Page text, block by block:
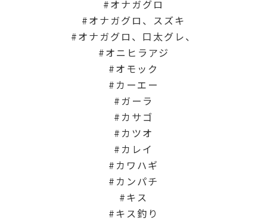
オナガグロ
オナガグロ、スズキ
オナガグロ、口太グレ、
オニヒラアジ
オモック
カーエー
ガーラ
カサゴ
カツオ
カレイ
カワハギ
カンパチ
キス
キス釣り